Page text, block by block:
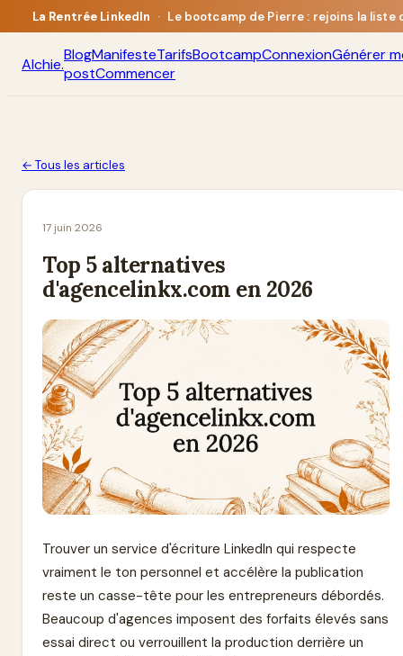
La Rentrée LinkedIn · Le bootcamp de Pierre : rejoins la
Alchie.BlogManifesteTarifsBootcampConnexionGénérer
postCommencer
← Tous les articles
17 juin 2026
Top 5 alternatives
d'agencelinkx.com en 2026
Trouver un service d'écriture LinkedIn qui respecte
vraiment le ton personnel et accélère la publication
reste un casse-tête pour les entrepreneurs débordés.
Beaucoup d'agences imposent des forfaits élevés sans
essai direct ou verrouillent la production derrière un